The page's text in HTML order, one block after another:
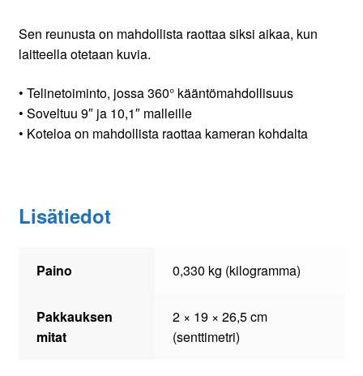
Sen reunusta on mahdollista raottaa siksi aikaa, kun
laitteella otetaan kuvia.
• Telinetoiminto, jossa 360° kääntömahdollisuus
• Soveltuu 9″ ja 10,1″ malleille
• Koteloa on mahdollista raottaa kameran kohdalta
Lisätiedot
Paino 0,330 kg (kilogramma)
Pakkauksen
mitat
2 × 19 × 26,5 cm
(senttimetri)